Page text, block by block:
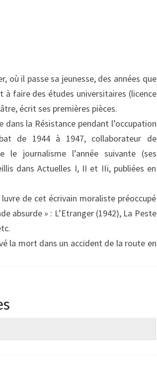
où il passe sa jeunesse, des années que
faire des études universitaires (licence
écrit ses premières pièces.
la Résistance pendant l’occupation
de 1944 à 1947, collaborateur de
le journalisme l’année suivante (ses
dans Actuelles I, II et IIï, publiées en
de cet écrivain moraliste préoccupé
absurde » : L’Etranger (1942), La Peste
la mort dans un accident de la route en